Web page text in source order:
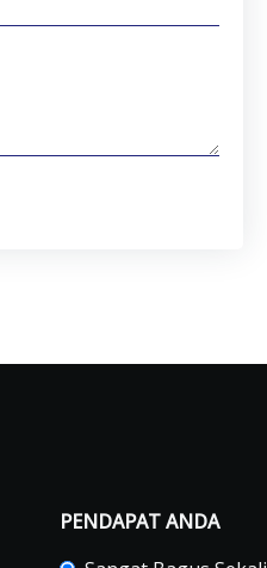
PENDAPAT ANDA